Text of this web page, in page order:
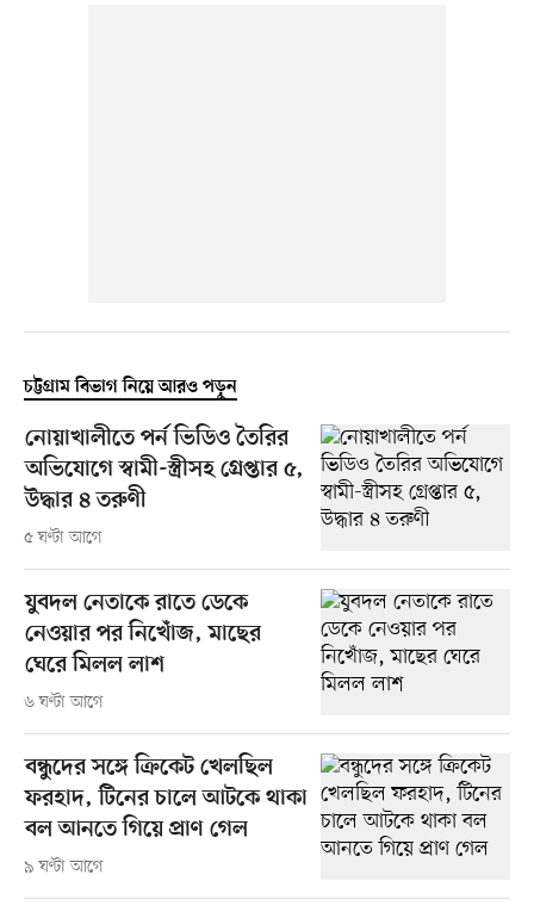
চট্টগ্রাম বিভাগ নিয়ে আরও পড়ুন
নোয়াখালীতে পর্ন ভিডিও তৈরির
অভিযোগে স্বামী-স্ত্রীসহ গ্রেপ্তার ৫,
উদ্ধার ৪ তরুণী
৫ ঘণ্টা আগে
যুবদল নেতাকে রাতে ডেকে
নেওয়ার পর নিখোঁজ, মাছের
ঘেরে মিলল লাশ
৬ ঘণ্টা আগে
বন্ধুদের সঙ্গে ক্রিকেট খেলছিল
ফরহাদ, টিনের চালে আটকে থাকা
বল আনতে গিয়ে প্রাণ গেল
৯ ঘণ্টা আগে